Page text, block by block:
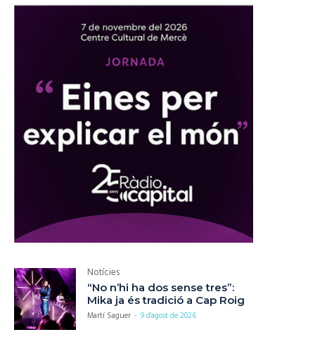
Notícies
“No n’hi ha dos sense tres”:
Mika ja és tradició a Cap Roig
Martí Saguer - 9 d'agost de 2026